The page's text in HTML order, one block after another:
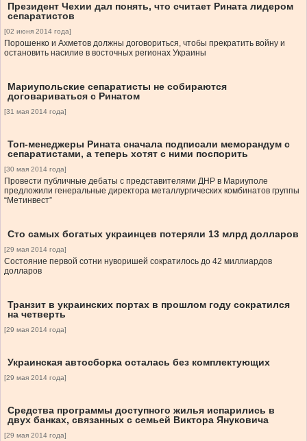
Президент Чехии дал понять, что считает Рината лидером
сепаратистов
[02 июня 2014 года]
Порошенко и Ахметов должны договориться, чтобы прекратить войну и
остановить насилие в восточных регионах Украины
Мариупольские сепаратисты не собираются
договариваться с Ринатом
[31 мая 2014 года]
Топ-менеджеры Рината сначала подписали меморандум с
сепаратистами, а теперь хотят с ними поспорить
[30 мая 2014 года]
Провести публичные дебаты с представителями ДНР в Мариуполе
предложили генеральные директора металлургических комбинатов группы
“Метинвест”
Сто самых богатых украинцев потеряли 13 млрд долларов
[29 мая 2014 года]
Состояние первой сотни нуворишей сократилось до 42 миллиардов
долларов
Транзит в украинских портах в прошлом году сократился
на четверть
[29 мая 2014 года]
Украинская автосборка осталась без комплектующих
[29 мая 2014 года]
Средства программы доступного жилья испарились в
двух банках, связанных с семьей Виктора Януковича
[29 мая 2014 года]